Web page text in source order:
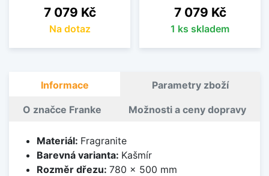
Cena
7 079 Kč
Na dotaz
Cena
7 079 Kč
1 ks skladem
Informace Parametry zboží
O značce Franke Možnosti a ceny dopravy
Materiál: Fragranite
Barevná varianta: Kašmír
Rozměr dřezu: 780 x 500 mm